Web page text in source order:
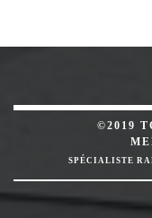
©2019
SPÉCIALISTE